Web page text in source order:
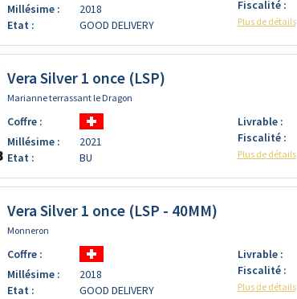
Millésime :
2018
Etat :
GOOD DELIVERY
Fiscalité :
Plus de détails
Vera Silver 1 once (LSP)
Marianne terrassant le Dragon
Coffre :
Millésime :
2021
Etat :
BU
Livrable :
Fiscalité :
Plus de détails
Vera Silver 1 once (LSP - 40MM)
Monneron
Coffre :
Millésime :
2018
Etat :
GOOD DELIVERY
Livrable :
Fiscalité :
Plus de détails